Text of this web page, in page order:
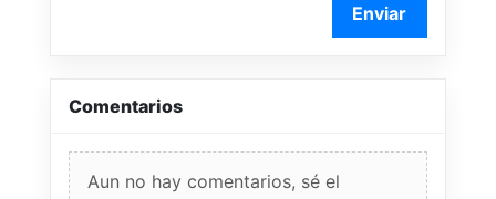
Enviar
Comentarios
Aun no hay comentarios, sé el